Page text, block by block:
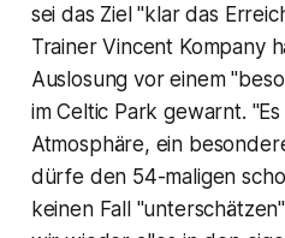
sei das Ziel "klar das
Trainer Vincent Kompany
Auslosung vor einem
im Celtic Park gewarnt.
Atmosphäre, ein
dürfe den 54-maligen
keinen Fall